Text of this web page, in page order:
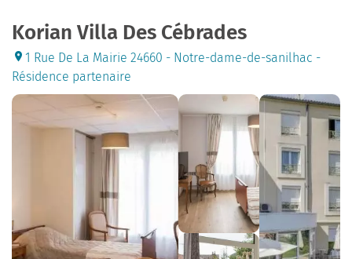
Korian Villa Des Cébrades
1 Rue De La Mairie 24660 - Notre-dame-de-sanilhac -
Résidence partenaire